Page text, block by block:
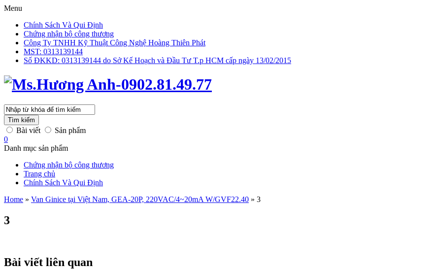
Menu
Chính Sách Và Qui Định
Chứng nhận bộ công thương
Công Ty TNHH Kỹ Thuật Công Nghệ Hoàng Thiên Phát
MST: 0313139144
Số ĐKKD: 0313139144 do Sở Kế Hoạch và Đầu Tư T.p HCM cấp ngày 13/02/2015
Tìm kiếm
Bài viết
Sản phẩm
0
Danh mục sản phẩm
Chứng nhận bộ công thương
Trang chủ
Chính Sách Và Qui Định
Home » Van Ginice tại Việt Nam, GEA-20P, 220VAC/4~20mA W/GVF22.40 » 3
3
Bài viết liên quan